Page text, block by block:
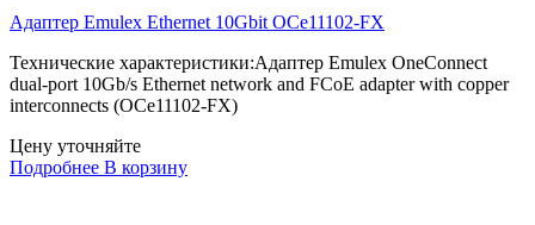
Адаптер Emulex Ethernet 10Gbit OCe11102-FX
Технические характеристики:Адаптер Emulex OneConnect
dual-port 10Gb/s Ethernet network and FCoE adapter with copper
interconnects (OCe11102-FX)
Цену уточняйте
Подробнее В корзину